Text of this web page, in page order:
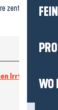
WO
zentrale...
Irrtum angeben